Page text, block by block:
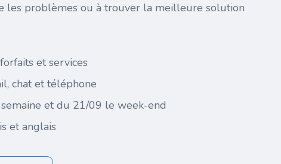
les problèmes ou à trouver la meilleure solution
et services
chat et téléphone
et du 21/09 le week-end
et anglais